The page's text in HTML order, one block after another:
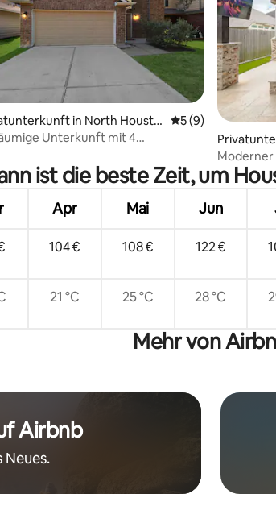
Bewertung: 5 von 5, 13 Bewertungen
in North Housto
Durchschnittliche
5 (9)
Unterkunft mit 4
ston
ist die beste Zeit, um
Apr Mai Jun
104 € 108 € 122 €
21 °C 25 °C 28 °C
Mehr von
Airbnb
Neues.